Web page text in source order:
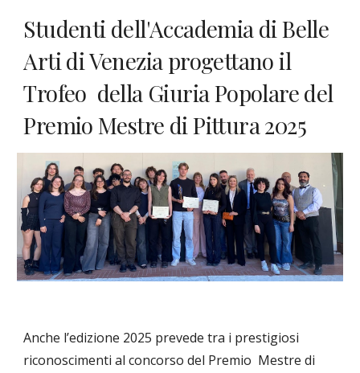
Studenti dell'Accademia di Belle
Arti di Venezia progettano il
Trofeo della Giuria Popolare del
Premio Mestre di Pittura 2025
Anche l’edizione 2025 prevede tra i prestigiosi
riconoscimenti al concorso del Premio Mestre di